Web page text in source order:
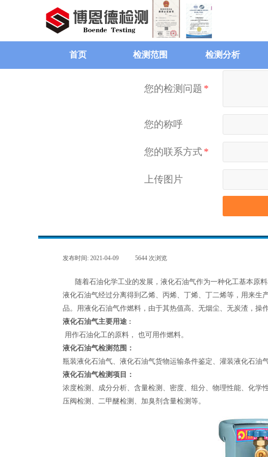
首页 检测范围 检测分析
您的检测问题 *
您的称呼
您的联系方式*
上传图片
发布时间: 2021-04-09 5644 次浏览
随着石油化学工业的发展，液化石油气作为一种化工基本原
液化石油气经过分离得到乙烯、丙烯、丁烯、丁二烯等，用来
品。用液化石油气作燃料，由于其热值高、无烟尘、无炭渣，操
液化石油气主要用途 :
用作石油化工的原料， 也可用作燃料。
液化石油气检测范围：
瓶装液化石油气、液化石油气货物运输条件鉴定、灌装液化石油
液化石油气检测项目：
浓度检测、成分分析、含量检测、密度、组分、物理性能、化
压阀检测、二甲醚检测、加臭剂含量检测等。